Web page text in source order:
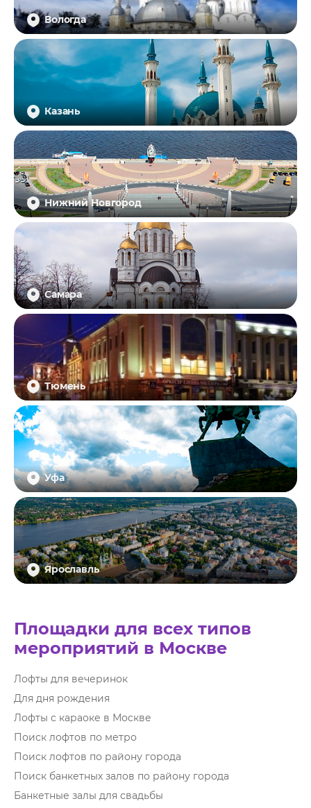
Вологда
Казань
Нижний Новгород
Самара
Тюмень
Уфа
Ярославль
Площадки для всех типов
мероприятий в Москве
Лофты для вечеринок
Для дня рождения
Лофты с караоке в Москве
Поиск лофтов по метро
Поиск лофтов по району города
Поиск банкетных залов по району города
Банкетные залы для свадьбы